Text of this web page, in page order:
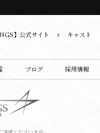
】公式サイト
キャスト
ブログ 採用情報